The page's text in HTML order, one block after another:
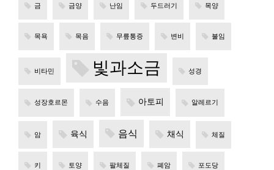
금 금양 난임 두드러기 목양
목욕 목음 무릎통증 변비 불임
비타민 빛과소금 성경
성장호르몬 수음 아토피 알레르기
암 육식 음식 채식 체질
키 토양 팔체질 폐암 포도당